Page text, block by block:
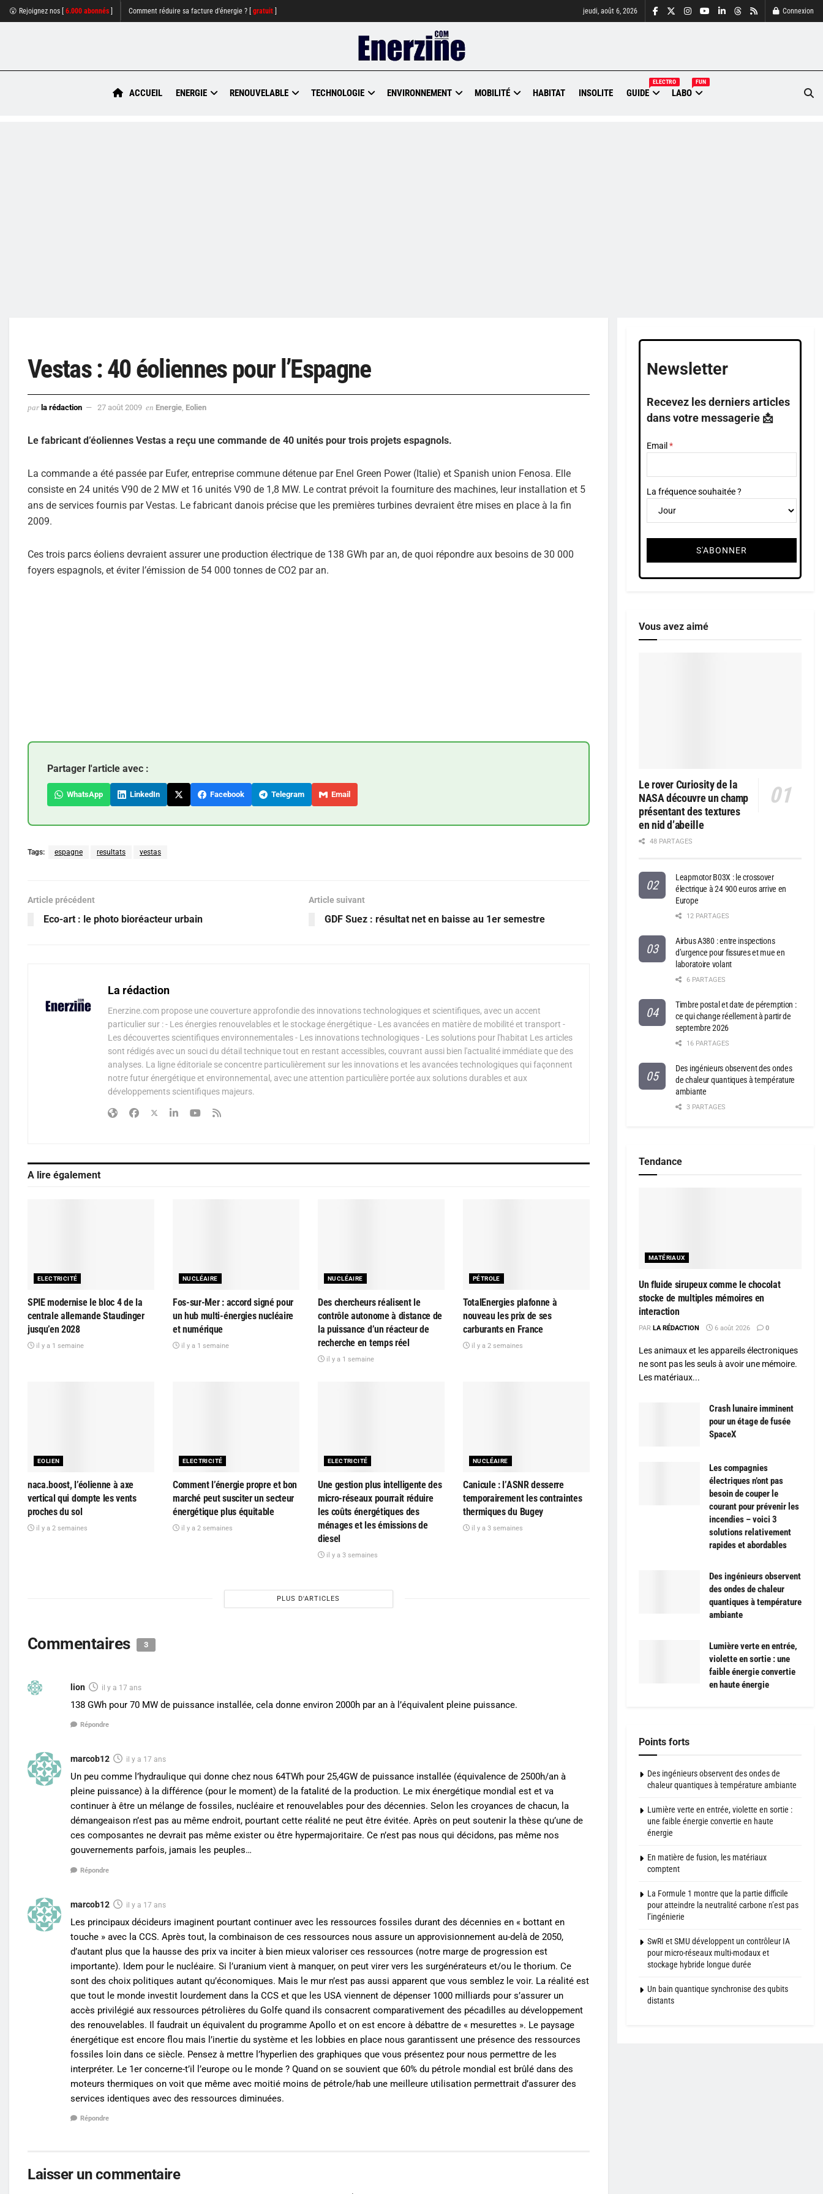
😮 Rejoignez nos [ 6.000 abonnés Comment réduire sa facture d'énergie ? [ gratuit jeudi, août 6, 2026 Connexion
ACCUEIL ENERGIE RENOUVELABLE TECHNOLOGIE ENVIRONNEMENT MOBILITÉ HABITAT INSOLITE GUIDE
ELECTRO
LABO
FUN
Vestas : 40 éoliennes pour l’Espagne
par la rédaction 27 août 2009 en Energie Eolien
Le fabricant d’éoliennes Vestas a reçu une commande de 40 unités pour trois projets espagnols.
La commande a été passée par Eufer, entreprise commune détenue par Enel Green Power (Italie) et Spanish union Fenosa. Elle
consiste en 24 unités V90 de 2 MW et 16 unités V90 de 1,8 MW. Le contrat prévoit la fourniture des machines, leur installation et 5
ans de services fournis par Vestas. Le fabricant danois précise que les premières turbines devraient être mises en place à la fin
2009.
Ces trois parcs éoliens devraient assurer une production électrique de 138 GWh par an, de quoi répondre aux besoins de 30 000
foyers espagnols, et éviter l’émission de 54 000 tonnes de CO2 par an.
Partager l'article avec :
WhatsApp LinkedIn Facebook Telegram Email
Tags: espagne resultats vestas
Article précédent
Eco-art : le photo bioréacteur urbain
Article suivant
GDF Suez : résultat net en baisse au 1er semestre
La rédaction
Enerzine.com propose une couverture approfondie des innovations technologiques et scientifiques, avec un accent
particulier sur : - Les énergies renouvelables et le stockage énergétique - Les avancées en matière de mobilité et transport -
Les découvertes scientifiques environnementales - Les innovations technologiques - Les solutions pour l'habitat Les articles
sont rédigés avec un souci du détail technique tout en restant accessibles, couvrant aussi bien l'actualité immédiate que des
analyses. La ligne éditoriale se concentre particulièrement sur les innovations et les avancées technologiques qui façonnent
notre futur énergétique et environnemental, avec une attention particulière portée aux solutions durables et aux
développements scientifiques majeurs.
A lire également
ELECTRICITÉ
SPIE modernise le bloc 4 de la
centrale allemande Staudinger
jusqu’en 2028
il y a 1 semaine
NUCLÉAIRE
Fos-sur-Mer : accord signé pour
un hub multi-énergies nucléaire
et numérique
il y a 1 semaine
NUCLÉAIRE
Des chercheurs réalisent le
contrôle autonome à distance de
la puissance d’un réacteur de
recherche en temps réel
il y a 1 semaine
PÉTROLE
TotalEnergies plafonne à
nouveau les prix de ses
carburants en France
il y a 2 semaines
EOLIEN
naca.boost, l’éolienne à axe
vertical qui dompte les vents
proches du sol
il y a 2 semaines
ELECTRICITÉ
Comment l’énergie propre et bon
marché peut susciter un secteur
énergétique plus équitable
il y a 2 semaines
ELECTRICITÉ
Une gestion plus intelligente des
micro-réseaux pourrait réduire
les coûts énergétiques des
ménages et les émissions de
diesel
il y a 3 semaines
NUCLÉAIRE
Canicule : l’ASNR desserre
temporairement les contraintes
thermiques du Bugey
il y a 3 semaines
PLUS D'ARTICLES
Commentaires 3
lion il y a 17 ans
138 GWh pour 70 MW de puissance installée, cela donne environ 2000h par an à l’équivalent pleine puissance.
Répondre
marcob12 il y a 17 ans
Un peu comme l’hydraulique qui donne chez nous 64TWh pour 25,4GW de puissance installée (équivalence de 2500h/an à
pleine puissance) à la différence (pour le moment) de la fatalité de la production. Le mix énergétique mondial est et va
continuer à être un mélange de fossiles, nucléaire et renouvelables pour des décennies. Selon les croyances de chacun, la
démangeaison n’est pas au même endroit, pourtant cette réalité ne peut être évitée. Après on peut soutenir la thèse qu’une de
ces composantes ne devrait pas même exister ou être hypermajoritaire. Ce n’est pas nous qui décidons, pas même nos
gouvernements parfois, jamais les peuples…
Répondre
marcob12 il y a 17 ans
Les principaux décideurs imaginent pourtant continuer avec les ressources fossiles durant des décennies en « bottant en
touche » avec la CCS. Après tout, la combinaison de ces ressources nous assure un approvisionnement au-delà de 2050,
d’autant plus que la hausse des prix va inciter à bien mieux valoriser ces ressources (notre marge de progression est
importante). Idem pour le nucléaire. Si l’uranium vient à manquer, on peut virer vers les surgénérateurs et/ou le thorium. Ce
sont des choix politiques autant qu’économiques. Mais le mur n’est pas aussi apparent que vous semblez le voir. La réalité est
que tout le monde investit lourdement dans la CCS et que les USA viennent de dépenser 1000 milliards pour s’assurer un
accès privilégié aux ressources pétrolières du Golfe quand ils consacrent comparativement des pécadilles au développement
des renouvelables. Il faudrait un équivalent du programme Apollo et on est encore à débattre de « mesurettes ». Le paysage
énergétique est encore flou mais l’inertie du système et les lobbies en place nous garantissent une présence des ressources
fossiles loin dans ce siècle. Pensez à mettre l’hyperlien des graphiques que vous présentez pour nous permettre de les
interpréter. Le 1er concerne-t’il l’europe ou le monde ? Quand on se souvient que 60% du pétrole mondial est brûlé dans des
moteurs thermiques on voit que même avec moitié moins de pétrole/hab une meilleure utilisation permettrait d’assurer des
services identiques avec des ressources diminuées.
Répondre
Laisser un commentaire
Newsletter
Recevez les derniers articles
dans votre messagerie 📩
Email
La fréquence souhaitée ?
Vous avez aimé
Le rover Curiosity de la
NASA découvre un champ
présentant des textures
en nid d’abeille
48 PARTAGES
Leapmotor B03X : le crossover
électrique à 24 900 euros arrive en
Europe
12 PARTAGES
Airbus A380 : entre inspections
d’urgence pour fissures et mue en
laboratoire volant
6 PARTAGES
Timbre postal et date de péremption :
ce qui change réellement à partir de
septembre 2026
16 PARTAGES
Des ingénieurs observent des ondes
de chaleur quantiques à température
ambiante
3 PARTAGES
Tendance
MATÉRIAUX
Un fluide sirupeux comme le chocolat
stocke de multiples mémoires en
interaction
PAR LA RÉDACTION 6 août 2026 0
Les animaux et les appareils électroniques
ne sont pas les seuls à avoir une mémoire.
Les matériaux...
Crash lunaire imminent
pour un étage de fusée
SpaceX
Les compagnies
électriques n’ont pas
besoin de couper le
courant pour prévenir les
incendies – voici 3
solutions relativement
rapides et abordables
Des ingénieurs observent
des ondes de chaleur
quantiques à température
ambiante
Lumière verte en entrée,
violette en sortie : une
faible énergie convertie
en haute énergie
Points forts
Des ingénieurs observent des ondes de
chaleur quantiques à température ambiante
Lumière verte en entrée, violette en sortie :
une faible énergie convertie en haute
énergie
En matière de fusion, les matériaux
comptent
La Formule 1 montre que la partie difficile
pour atteindre la neutralité carbone n’est pas
l’ingénierie
SwRI et SMU développent un contrôleur IA
pour micro-réseaux multi-modaux et
stockage hybride longue durée
Un bain quantique synchronise des qubits
distants